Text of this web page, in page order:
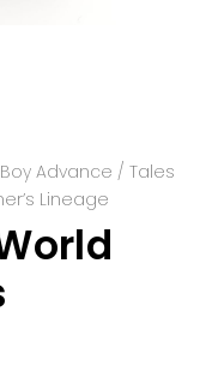
Advance / Tales
Lineage